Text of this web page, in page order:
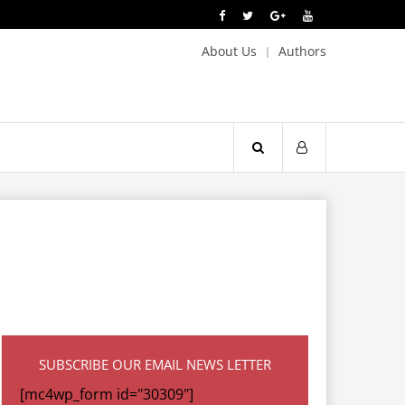
About Us Authors
SUBSCRIBE OUR EMAIL NEWS LETTER
[mc4wp_form id="30309"]